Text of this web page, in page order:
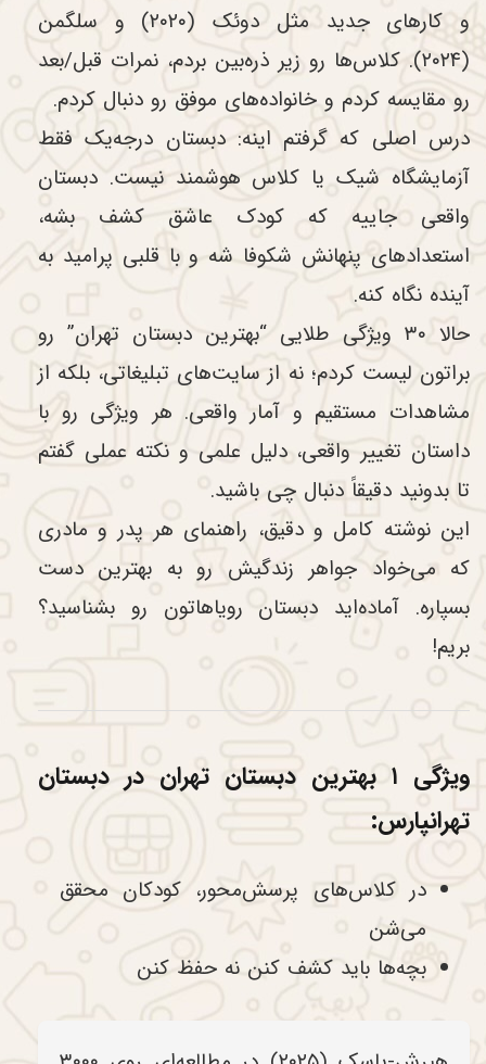
و کارهای جدید مثل دوئک (۲۰۲۰) و سلگمن
(۲۰۲۴). کلاس‌ها رو زیر ذره‌بین بردم، نمرات قبل/بعد
رو مقایسه کردم و خانواده‌های موفق رو دنبال کردم.
درس اصلی که گرفتم اینه: دبستان درجه‌یک فقط
آزمایشگاه شیک یا کلاس هوشمند نیست. دبستان
واقعی جاییه که کودک عاشق کشف بشه،
استعدادهای پنهانش شکوفا شه و با قلبی پرامید به
آینده نگاه کنه.
حالا ۳۰ ویژگی طلایی “بهترین دبستان تهران” رو
براتون لیست کردم؛ نه از سایت‌های تبلیغاتی، بلکه از
مشاهدات مستقیم و آمار واقعی. هر ویژگی رو با
داستان تغییر واقعی، دلیل علمی و نکته عملی گفتم
تا بدونید دقیقاً دنبال چی باشید.
این نوشته کامل و دقیق، راهنمای هر پدر و مادری
که می‌خواد جواهر زندگیش رو به بهترین دست
بسپاره. آماده‌اید دبستان رویاهاتون رو بشناسید؟
بریم!
ویژگی ۱ بهترین دبستان تهران در دبستان
تهرانپارس:
در کلاس‌های پرسش‌محور، کودکان محقق
می‌شن
بچه‌ها باید کشف کنن نه حفظ کنن